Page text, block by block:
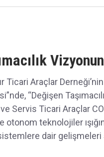
Ticari Araçlar
“Değişen
Servis Ticari Araçlar
otonom teknolojiler
dair gelişmeleri